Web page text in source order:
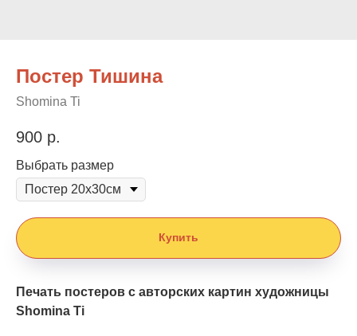
Постер Тишина
Shomina Ti
900 р.
Выбрать размер
Купить
Печать постеров с авторских картин художницы
Shomina Ti